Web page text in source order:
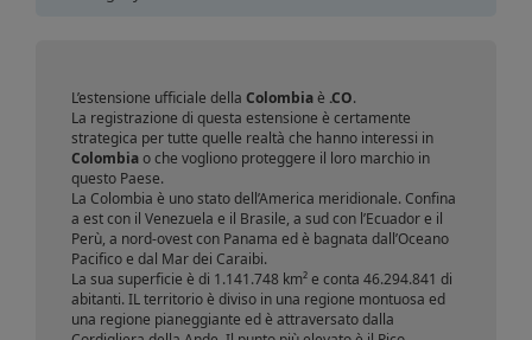
Colombia
L’estensione ufficiale della Colombiaè .CO.
La registrazione di questa estensione è certamente
strategica per tutte quelle realtà che hanno interessi in
Colombiao che vogliono proteggere il loro marchio in
questo Paese.
La Colombia è uno stato dell’America meridionale. Confina
a est con il Venezuela e il Brasile, a sud con l’Ecuador e il
Perù, a nord-ovest con Panama ed è bagnata dall’Oceano
Pacifico e dal Mar dei Caraibi.
La sua superficie è di 1.141.748 km² e conta 46.294.841 di
abitanti. IL territorio è diviso in una regione montuosa ed
una regione pianeggiante ed è attraversato dalla